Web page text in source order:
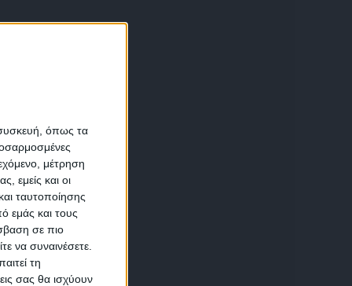
όπως τα
μέτρηση
εμείς και οι
ταυτοποίησης
εμάς και τους
σε πιο
να συναινέσετε.
τη
σας θα ισχύουν